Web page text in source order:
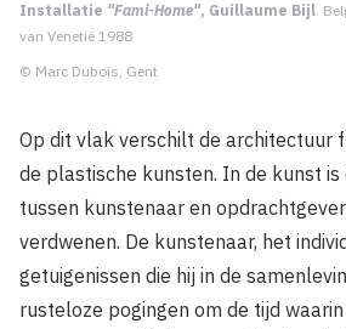
Installatie "Fami-Home", Guillaume Bijl .
van Venetië 1988
© Marc Dubois, Gent
Op dit vlak verschilt de architectuur
de plastische kunsten. In de kunst is
tussen kunstenaar en
verdwenen. De kunstenaar, het
getuigenissen die hij in de
rusteloze pogingen om de tijd